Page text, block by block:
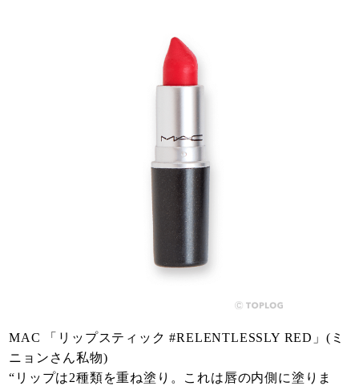
MAC 「リップスティック #RELENTLESSLY RED」(ミ
ニョンさん私物)
“リップは2種類を重ね塗り。これは唇の内側に塗りま